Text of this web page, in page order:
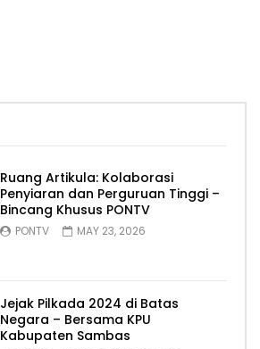
Ruang Artikula: Kolaborasi
Penyiaran dan Perguruan Tinggi –
Bincang Khusus PONTV
PONTV MAY 23, 2026
Jejak Pilkada 2024 di Batas
Negara – Bersama KPU
Kabupaten Sambas